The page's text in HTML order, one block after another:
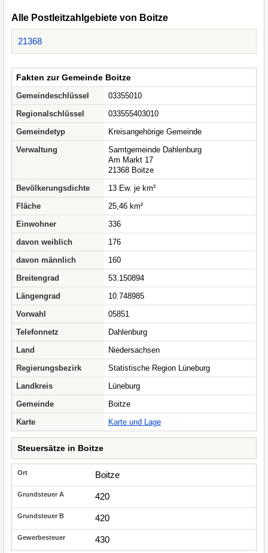
Alle Postleitzahlgebiete von Boitze
21368
Fakten zur Gemeinde Boitze
Gemeindeschlüssel
03355010
Regionalschlüssel
033555403010
Gemeindetyp
Kreisangehörige Gemeinde
Verwaltung
Samtgemeinde Dahlenburg
Am Markt 17
21368 Boitze
Bevölkerungsdichte
13 Ew. je km²
Fläche
25,46 km²
Einwohner
336
davon weiblich
176
davon männlich
160
Breitengrad
53.150894
Längengrad
10.748985
Vorwahl
05851
Telefonnetz
Dahlenburg
Land
Niedersachsen
Regierungsbezirk
Statistische Region Lüneburg
Landkreis
Lüneburg
Gemeinde
Boitze
Karte
Karte und Lage
Steuersätze in Boitze
Boitze
420
420
430